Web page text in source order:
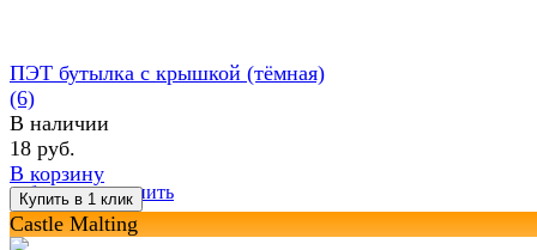
избранное сравнить
ПЭТ бутылка с крышкой (тёмная)
(6)
В наличии
18 руб.
В корзину
Castle Malting